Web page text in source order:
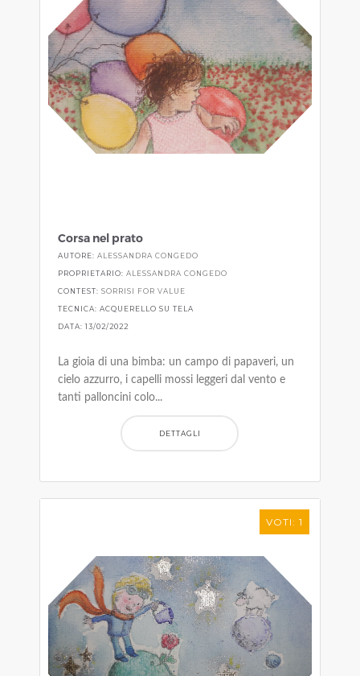
Corsa nel prato
AUTORE:ALESSANDRA CONGEDO
PROPRIETARIO:ALESSANDRA CONGEDO
CONTEST:SORRISI FOR VALUE
TECNICA: ACQUERELLO SU TELA
DATA: 13/02/2022
La gioia di una bimba: un campo di papaveri, un
cielo azzurro, i capelli mossi leggeri dal vento e
tanti palloncini colo...
DETTAGLI
VOTI: 1